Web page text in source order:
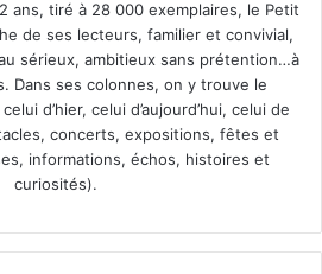
ans, tiré à 28 000 exemplaires, le Petit
de ses lecteurs, familier et convivial,
sérieux, ambitieux sans prétention…à
Dans ses colonnes, on y trouve le
d’hier, celui d’aujourd’hui, celui de
concerts, expositions, fêtes et
informations, échos, histoires et
curiosités).